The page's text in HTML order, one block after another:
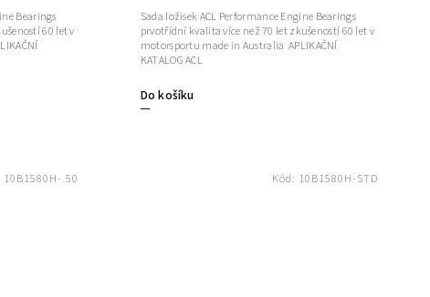
Bearings
60 let v
Do košíku
Sada ložisek ACL Performance Engine Bearings
prvotřídní kvalita více než 70 let zkušeností 60 let v
motorsportu made in Australia APLIKAČNÍ
KATALOG ACL
10B1580H-.50 Kód: 10B1580H-STD